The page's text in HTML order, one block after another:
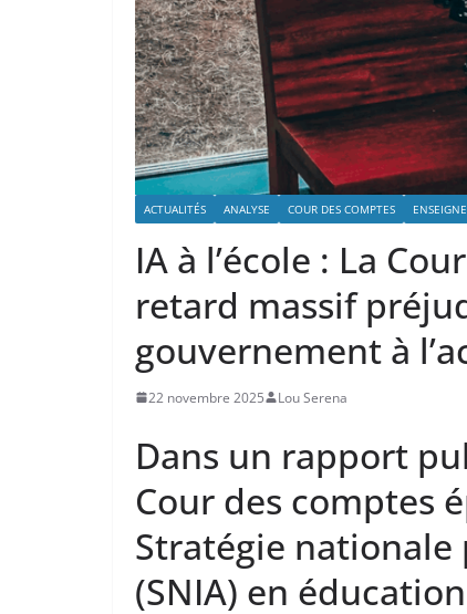
ACTUALITÉS ANALYSE COUR DES COMPTES
IA à l’école : La
retard massif
gouvernement à
22 novembre 2025 Lou Serena
Dans un rapport
Cour des comptes
Stratégie
(SNIA) en